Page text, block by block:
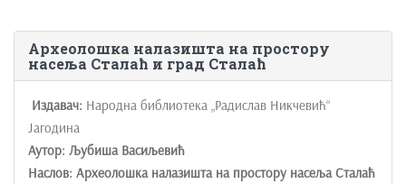
Археолошка налазишта на простору
насеља Сталаћ и град Сталаћ
Издавач: Народна библиотека „Радислав Никчевић“
Јагодина
Аутор: Љубиша Васиљевић
Наслов: Археолошка налазишта на простору насеља Сталаћ